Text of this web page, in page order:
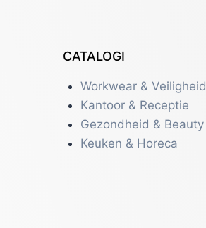
CATALOGI
Workwear & Veiligheid
Kantoor & Receptie
Gezondheid & Beauty
Keuken & Horeca